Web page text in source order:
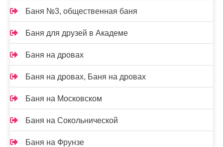
Баня №3, общественная баня
Баня для друзей в Академе
Баня на дровах
Баня на дровах, Баня на дровах
Баня на Московском
Баня на Сокольнической
Баня на Фрунзе